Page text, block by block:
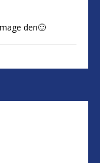
den🙂